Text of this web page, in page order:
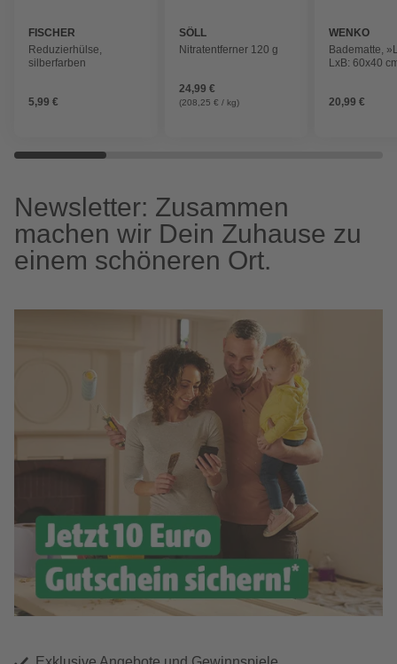
FISCHER
Reduzierhülse,
silberfarben
5,99 €
SÖLL
Nitratentferner 120 g
24,99 €
(208,25 € / kg)
WENKO
Badematte,
LxB: 60x40
20,99 €
Newsletter: Zusammen
machen wir Dein Zuhause zu
einem schöneren Ort.